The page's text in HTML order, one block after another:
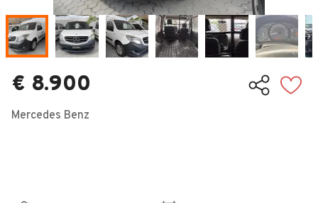
Veicoli Commerciali
Concessionari
€ 8.900
Mercedes Benz